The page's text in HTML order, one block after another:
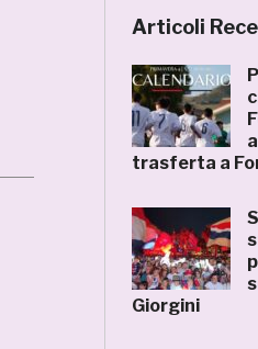
Articoli
trasferta a
Giorgini